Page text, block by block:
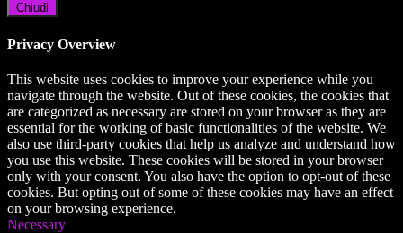
Chiudi
Privacy Overview
This website uses cookies to improve your experience while you
navigate through the website. Out of these cookies, the cookies that
are categorized as necessary are stored on your browser as they are
essential for the working of basic functionalities of the website. We
also use third-party cookies that help us analyze and understand how
you use this website. These cookies will be stored in your browser
only with your consent. You also have the option to opt-out of these
cookies. But opting out of some of these cookies may have an effect
on your browsing experience.
Necessary